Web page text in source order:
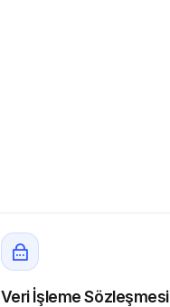
Veri İşleme Sözleşmesi